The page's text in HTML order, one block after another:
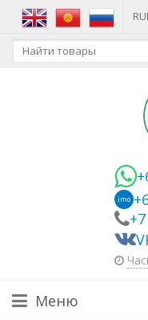
imo
Меню